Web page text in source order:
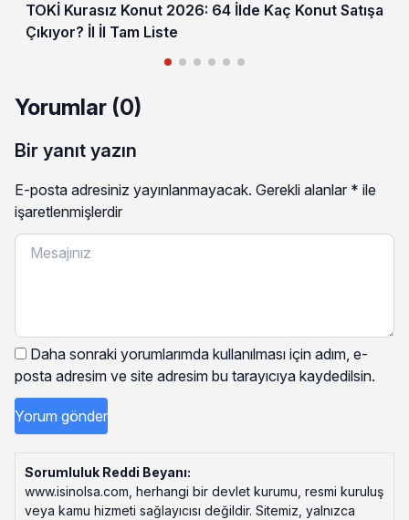
TOKİ Kurasız Konut 2026: 64 İlde Kaç Konut Satışa
Çıkıyor? İl İl Tam Liste
Yorumlar (0)
Bir yanıt yazın
E-posta adresiniz yayınlanmayacak. Gerekli alanlar * ile
işaretlenmişlerdir
Daha sonraki yorumlarımda kullanılması için adım, e-
posta adresim ve site adresim bu tarayıcıya kaydedilsin.
Sorumluluk Reddi Beyanı:
www.isinolsa.com, herhangi bir devlet kurumu, resmi kuruluş
veya kamu hizmeti sağlayıcısı değildir. Sitemiz, yalnızca